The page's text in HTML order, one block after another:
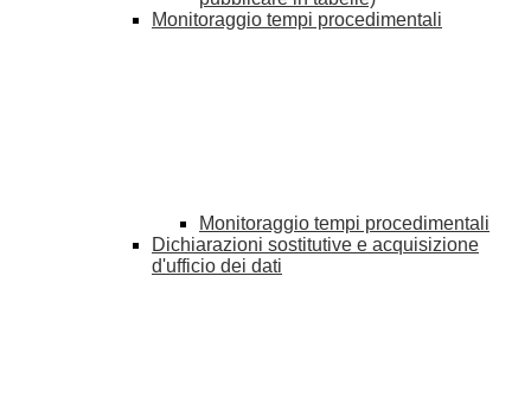
Monitoraggio tempi procedimentali
Monitoraggio tempi procedimentali
Dichiarazioni sostitutive e acquisizione
d'ufficio dei dati